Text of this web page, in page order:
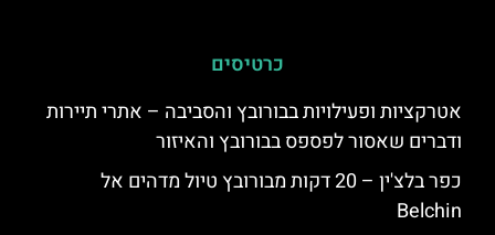
כרטיסים
אטרקציות ופעילויות בבורובץ והסביבה – אתרי תיירות
ודברים שאסור לפספס בבורובץ והאיזור
כפר בלצ'ין – 20 דקות מבורובץ טיול מדהים אל
Belchin